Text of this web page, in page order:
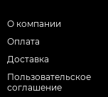
О компании
Оплата
Доставка
Пользовательское
соглашение